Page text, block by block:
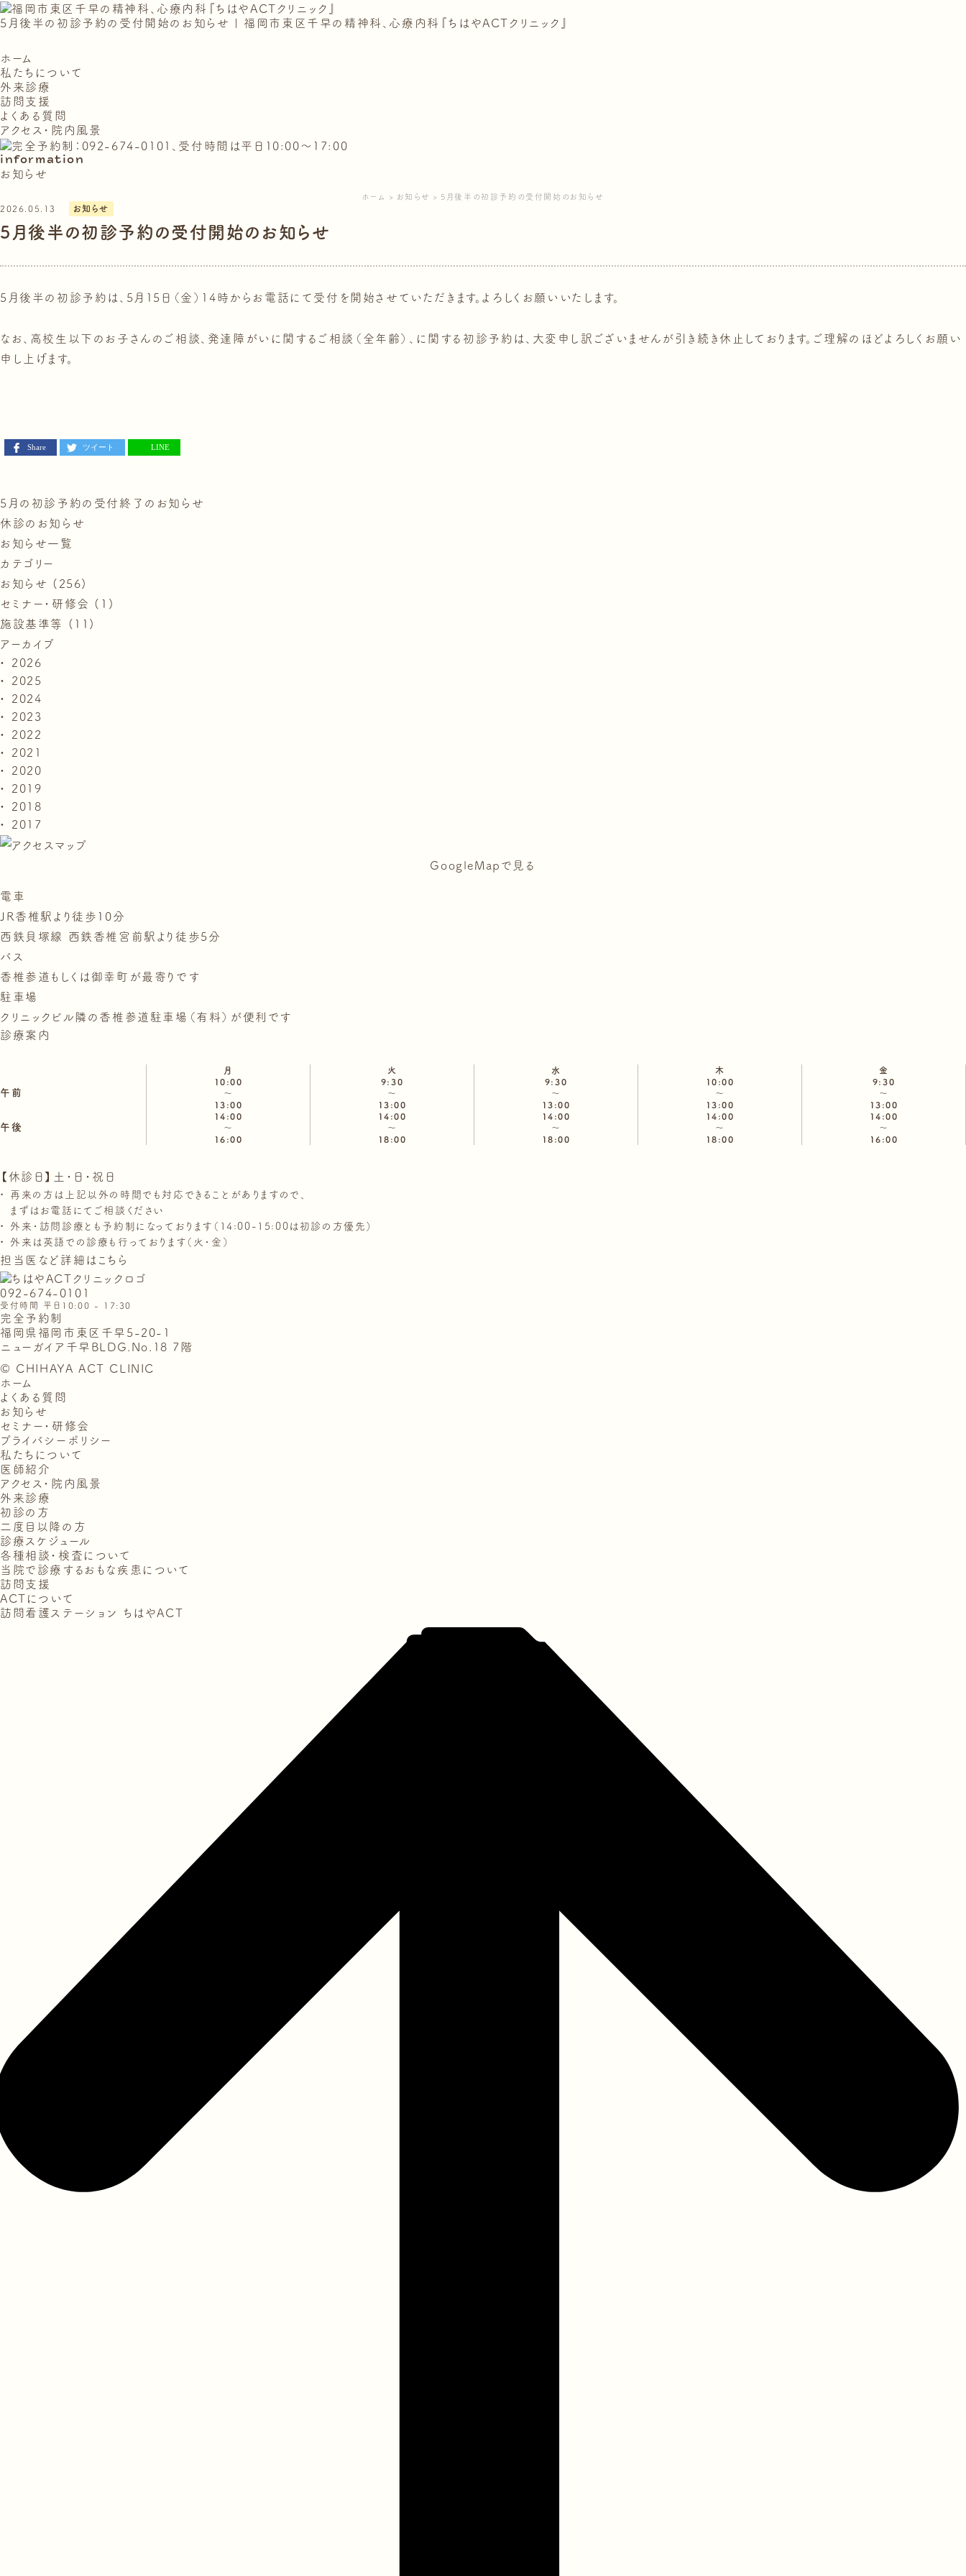
5月後半の初診予約の受付開始のお知らせ | 福岡市東区千早の精神科、心療内科『ちはやACTクリニック』
ホーム
私たちについて
外来診療
訪問支援
よくある質問
アクセス・院内風景
information
お知らせ
ホーム お知らせ 5月後半の初診予約の受付開始のお知らせ
2026.05.13 お知らせ
5月後半の初診予約の受付開始のお知らせ
5月後半の初診予約は、5月15日（金）14時からお電話にて受付を開始させていただきます。よろしくお願いいたします。
なお、高校生以下のお子さんのご相談、発達障がいに関するご相談（全年齢）、に関する初診予約は、大変申し訳ございませんが引き続き休止しております。ご理解のほどよろしくお願い
申し上げます。
Share ツイート LINE
5月の初診予約の受付終了のお知らせ
休診のお知らせ
お知らせ一覧
カテゴリー
お知らせ (256)
セミナー・研修会 (1)
施設基準等 (11)
アーカイブ
2026
2025
2024
2023
2022
2021
2020
2019
2018
2017
GoogleMapで見る
電車
JR香椎駅より徒歩10分
西鉄貝塚線 西鉄香椎宮前駅より徒歩5分
バス
香椎参道もしくは御幸町が最寄りです
駐車場
クリニックビル隣の香椎参道駐車場（有料）が便利です
診療案内
月 火 水 木 金
午前
10:00
～
13:00
9:30
～
13:00
9:30
～
13:00
10:00
～
13:00
9:30
～
13:00
午後
14:00
～
16:00
14:00
～
18:00
14:00
～
18:00
14:00
～
18:00
14:00
～
16:00
【休診日】土・日・祝日
再来の方は上記以外の時間でも対応できることがありますので、
まずはお電話にてご相談ください
外来・訪問診療とも予約制になっております（14:00-15:00は初診の方優先）
外来は英語での診療も行っております（火・金）
担当医など詳細はこちら
092-674-0101
受付時間 平日10:00 - 17:30
完全予約制
福岡県福岡市東区千早5-20-1
ニューガイア千早BLDG.No.18 7階
© CHIHAYA ACT CLINIC
ホーム
よくある質問
お知らせ
セミナー・研修会
プライバシーポリシー
私たちについて
医師紹介
アクセス・院内風景
外来診療
初診の方
二度目以降の方
診療スケジュール
各種相談・検査について
当院で診療するおもな疾患について
訪問支援
ACTについて
訪問看護ステーション ちはやACT